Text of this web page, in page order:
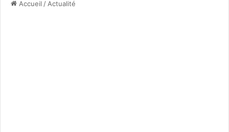
Accueil / Actualité